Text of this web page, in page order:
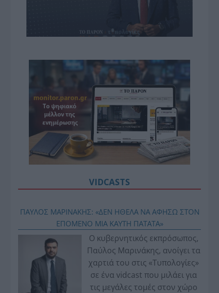
VIDCASTS
ΠΑΥΛΟΣ ΜΑΡΙΝΑΚΗΣ: «ΔΕΝ ΗΘΕΛΑ ΝΑ ΑΦΗΣΩ ΣΤΟΝ
ΕΠΟΜΕΝΟ ΜΙΑ ΚΑΥΤΗ ΠΑΤΑΤΑ»
Ο κυβερνητικός εκπρόσωπος,
Παύλος Μαρινάκης, ανοίγει τα
χαρτιά του στις «Τυπολογίες»
σε ένα vidcast που μιλάει για
τις μεγάλες τομές στον χώρο